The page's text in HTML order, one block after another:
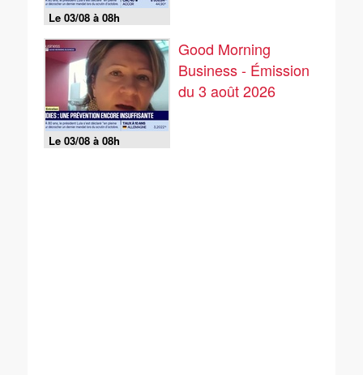
Le 03/08 à 08h
Le 03/08 à 08h
Good Morning
Business - Émission
du 3 août 2026